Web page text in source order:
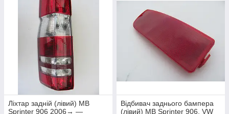
Ліхтар задній (лівий) MB
Sprinter 906 2006→ —
Відбивач заднього бампера
(лівий) MB Sprinter 906, VW